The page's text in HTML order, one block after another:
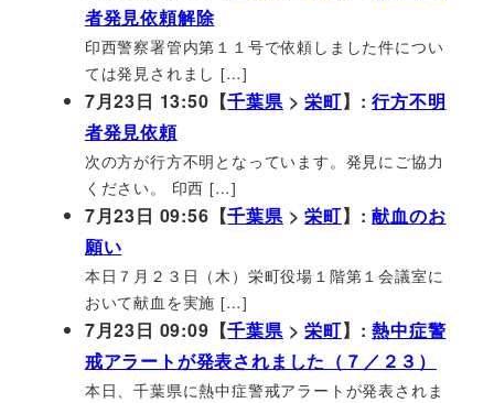
者発見依頼解除
印西警察署管内第１１号で依頼しました件につい
ては発見されまし […]
7月23日 13:50【千葉県 >栄町】:行方不明
者発見依頼
次の方が行方不明となっています。発見にご協力
ください。 印西 […]
7月23日 09:56【千葉県 >栄町】:献血のお
願い
本日７月２３日（木）栄町役場１階第１会議室に
おいて献血を実施 […]
7月23日 09:09【千葉県 >栄町】:熱中症警
戒アラートが発表されました（７／２３）
本日、千葉県に熱中症警戒アラートが発表されま